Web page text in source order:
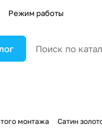
Режим работы
монтажа Сатин